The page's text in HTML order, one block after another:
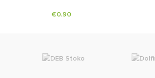
€0.90